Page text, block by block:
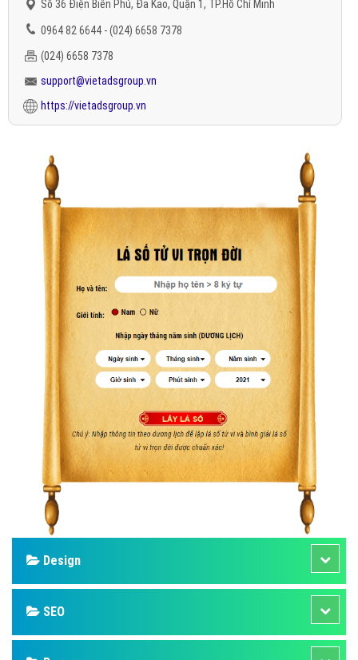
Số 36 Điện Biên Phủ, Đa Kao, Quận 1, TP.Hồ Chí Minh
0964 82 6644 - (024) 6658 7378
(024) 6658 7378
support@vietadsgroup.vn
https://vietadsgroup.vn
Design
SEO